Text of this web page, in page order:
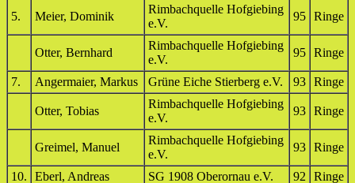
5. Meier, Dominik
Rimbachquelle Hofgiebing
e.V.
95 Ringe
Otter, Bernhard
Rimbachquelle Hofgiebing
e.V.
95 Ringe
7. Angermaier, Markus Grüne Eiche Stierberg e.V. 93 Ringe
Otter, Tobias
Rimbachquelle Hofgiebing
e.V.
93 Ringe
Greimel, Manuel
Rimbachquelle Hofgiebing
e.V.
93 Ringe
10. Eberl, Andreas SG 1908 Oberornau e.V. 92
Ringe